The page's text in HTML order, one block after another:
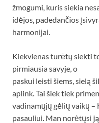
žmogumi, kuris siekia
idėjos, padedančios
harmonijai.
Kiekvienas turėtų siekti
pirmiausia savyje, o
paskui leisti šiems, sielą
aplink. Tai šiek tiek
vadinamųjų gėlių vaikų –
pasauliui. Man norėtųsi